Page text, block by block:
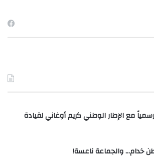
مع الإطار الوطني كريم أوغاني لقيادة
خدام… والجماعة ناعسة!